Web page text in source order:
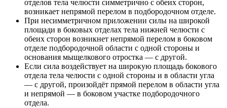
отделов тела челюсти симметрично с обеих сторон,
возникает непрямой перелом в подбородочном отделе.
При несимметричном приложении силы на широкой
площади в боковых отделах тела нижней челюсти с
обеих сторон возникнет непрямой перелом в боковом
отделе подбородочной области с одной стороны и
основания мыщелкового отростка — с другой.
Если сила воздействует на широкую площадь бокового
отдела тела челюсти с одной стороны и в области угла
— с другой, произойдёт прямой перелом в области угла
и непрямой — в боковом участке подбородочного
отдела.